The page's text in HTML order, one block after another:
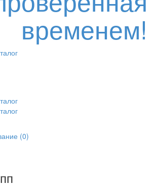
временем!
(0)